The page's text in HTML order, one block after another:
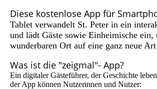
Diese kostenlose App für
Tablet verwandelt St. Peter in ein
und lädt Gäste sowie Einheimische ein,
wunderbaren Ort auf eine ganz neue
Was ist die "zeigmal"- App?
Ein digitaler Gästeführer, der Geschichte
der App können Nutzerinnen und Nutzer: